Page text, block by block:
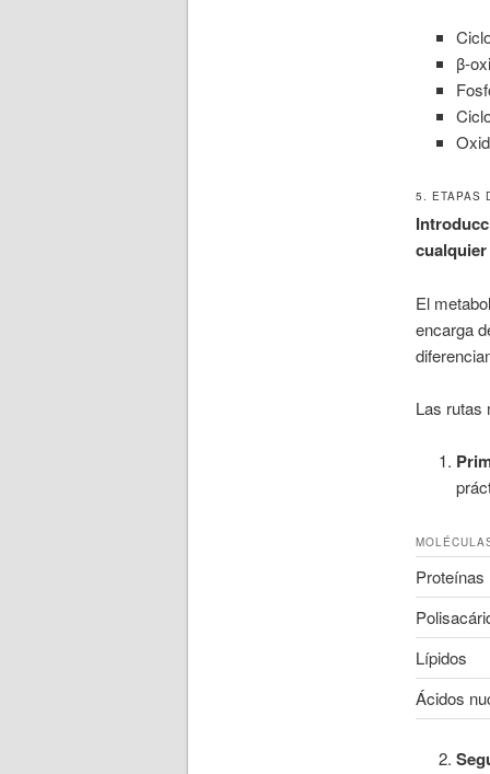
β-
5. ETAPAS
cualquier
El
encarga
Las rutas
Proteínas
Lípidos
Ácidos